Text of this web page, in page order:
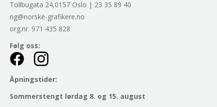
Tollbugata 24,0157 Oslo | 23 35 89 40
ng@norske-grafikere.no
org.nr. 971 435 828
Følg oss:
Åpningstider:
Sommerstengt lørdag 8. og 15. august